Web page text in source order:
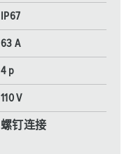
IP67
63 A
4 p
110 V
螺钉连接